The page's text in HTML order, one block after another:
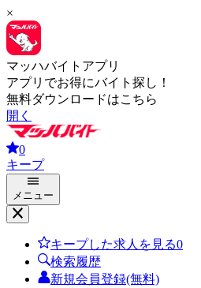
×
マッハバイトアプリ
アプリでお得にバイト探し！
無料ダウンロードはこちら
開く
0
キープ
メニュー
キープした求人を見る0
検索履歴
新規会員登録(無料)